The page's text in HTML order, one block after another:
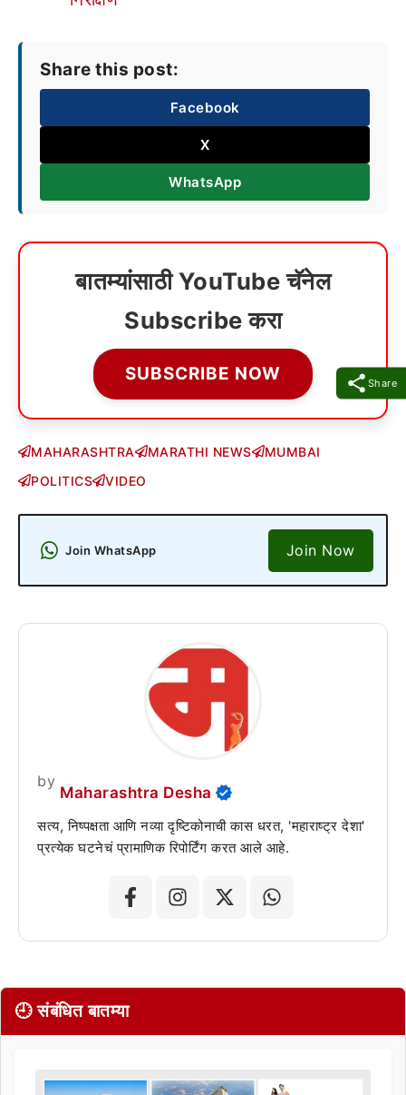
Share
Share this post:
Facebook
X
WhatsApp
बातम्यांसाठी YouTube चॅनेल
Subscribe करा
SUBSCRIBE NOW
MAHARASHTRA MARATHI NEWS
MUMBAI
POLITICS
VIDEO
Join WhatsApp Join Now
by
Maharashtra Desha
सत्य, निष्पक्षता आणि नव्या दृष्टिकोनाची कास धरत, 'महाराष्ट्र देशा'
प्रत्येक घटनेचं प्रामाणिक रिपोर्टिंग करत आले आहे.
🕘 संबंधित बातम्या